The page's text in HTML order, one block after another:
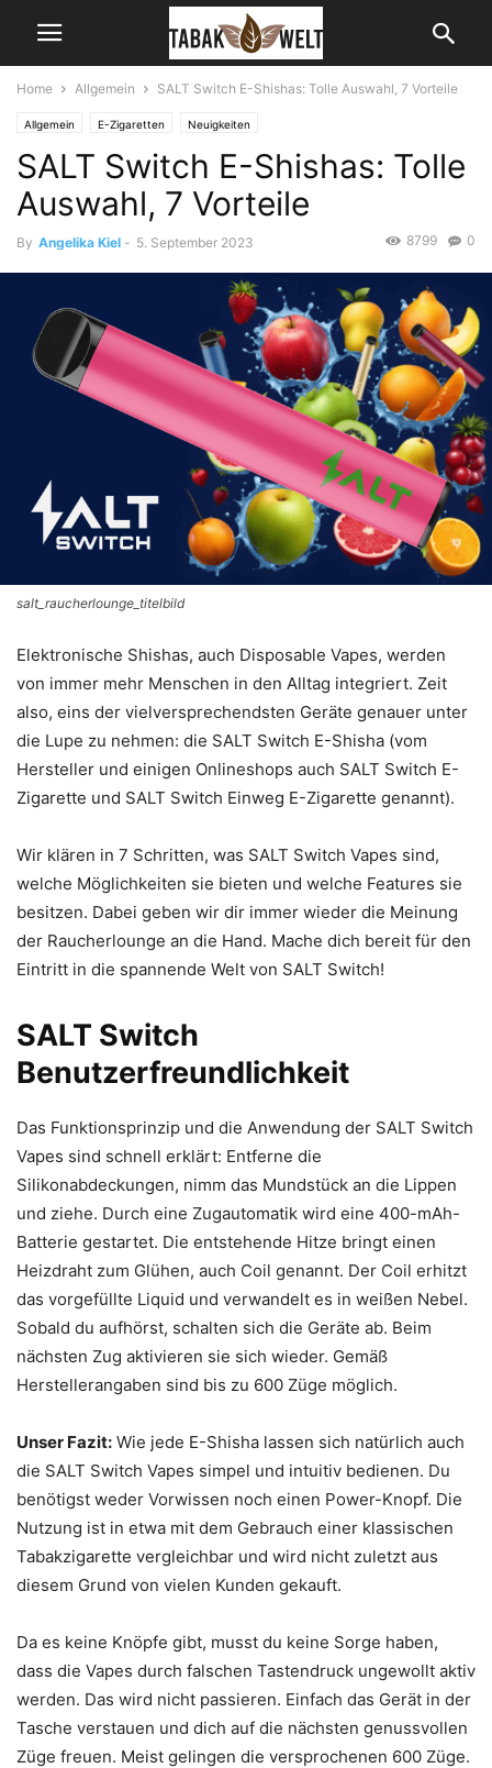
Home Allgemein SALT Switch E-Shishas: Tolle Auswahl, 7 Vorteile
Allgemein E-Zigaretten Neuigkeiten
SALT Switch E-Shishas: Tolle
Auswahl, 7 Vorteile
By Angelika Kiel - 5. September 2023 0
8799
salt_raucherlounge_titelbild
Elektronische Shishas, auch Disposable Vapes, werden
von immer mehr Menschen in den Alltag integriert. Zeit
also, eins der vielversprechendsten Geräte genauer unter
die Lupe zu nehmen: die SALT Switch E-Shisha (vom
Hersteller und einigen Onlineshops auch SALT Switch E-
Zigarette und SALT Switch Einweg E-Zigarette genannt).
Wir klären in 7 Schritten, was SALT Switch Vapes sind,
welche Möglichkeiten sie bieten und welche Features sie
besitzen. Dabei geben wir dir immer wieder die Meinung
der Raucherlounge an die Hand. Mache dich bereit für den
Eintritt in die spannende Welt von SALT Switch!
SALT Switch
Benutzerfreundlichkeit
Das Funktionsprinzip und die Anwendung der SALT Switch
Vapes sind schnell erklärt: Entferne die
Silikonabdeckungen, nimm das Mundstück an die Lippen
und ziehe. Durch eine Zugautomatik wird eine 400-mAh-
Batterie gestartet. Die entstehende Hitze bringt einen
Heizdraht zum Glühen, auch Coil genannt. Der Coil erhitzt
das vorgefüllte Liquid und verwandelt es in weißen Nebel.
Sobald du aufhörst, schalten sich die Geräte ab. Beim
nächsten Zug aktivieren sie sich wieder. Gemäß
Herstellerangaben sind bis zu 600 Züge möglich.
Unser Fazit: Wie jede E-Shisha lassen sich natürlich auch
die SALT Switch Vapes simpel und intuitiv bedienen. Du
benötigst weder Vorwissen noch einen Power-Knopf. Die
Nutzung ist in etwa mit dem Gebrauch einer klassischen
Tabakzigarette vergleichbar und wird nicht zuletzt aus
diesem Grund von vielen Kunden gekauft.
Da es keine Knöpfe gibt, musst du keine Sorge haben,
dass die Vapes durch falschen Tastendruck ungewollt aktiv
werden. Das wird nicht passieren. Einfach das Gerät in der
Tasche verstauen und dich auf die nächsten genussvollen
Züge freuen. Meist gelingen die versprochenen 600 Züge.